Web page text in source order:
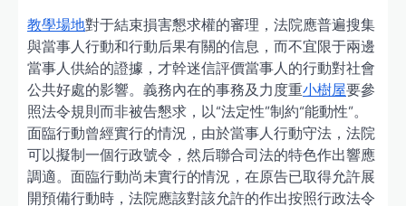
教學場地對于結束損害懇求權的審理，法院應普遍搜集
與當事人行動和行動后果有關的信息，而不宜限于兩邊
當事人供給的證據，才幹迷信評價當事人的行動對社會
公共好處的影響。義務內在的事務及力度重小樹屋要參
照法令規則而非被告懇求，以“法定性”制約“能動性”。
面臨行動曾經實行的情況，由於當事人行動守法，法院
可以擬制一個行政號令，然后聯合司法的特色作出響應
調適。面臨行動尚未實行的情況，在原告已取得允許展
開預備行動時，法院應該對該允許的作出按照行政法令